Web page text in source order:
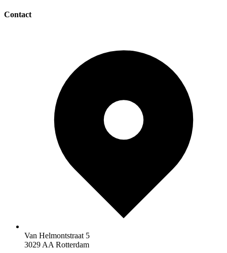
Contact
Van Helmontstraat 5
3029 AA Rotterdam